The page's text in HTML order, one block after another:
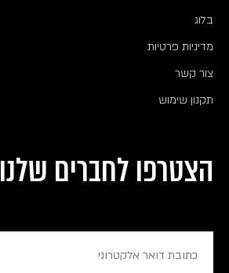
בלוג
מדיניות פרטיות
צור קשר
תקנון שימוש
הצטרפו לחברים שלנו